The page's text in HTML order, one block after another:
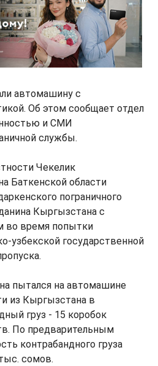
автомашину с
Об этом сообщает отдел
и СМИ
службы.
Чекелик
Баткенской области
пограничного
Кыргызстана с
во время попытки
узбекской государственной
пытался на автомашине
из Кыргызстана в
груз - 15 коробок
По предварительным
контрабандного груза
сомов.